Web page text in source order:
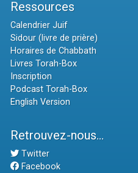
Ressources
Calendrier Juif
Sidour (livre de prière)
Horaires de Chabbath
Livres Torah-Box
Inscription
Podcast Torah-Box
English Version
Retrouvez-nous...
Twitter
Facebook